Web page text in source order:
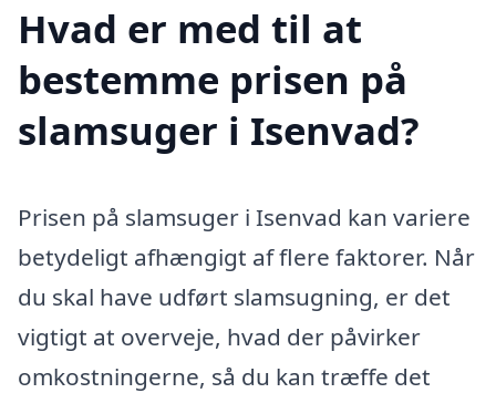
Hvad er med til at
bestemme prisen på
slamsuger i Isenvad?
Prisen på slamsuger i Isenvad kan variere
betydeligt afhængigt af flere faktorer. Når
du skal have udført slamsugning, er det
vigtigt at overveje, hvad der påvirker
omkostningerne, så du kan træffe det